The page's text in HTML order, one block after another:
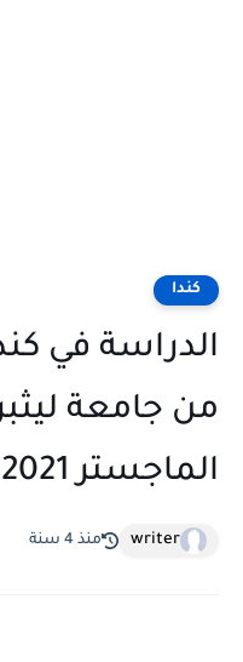
كندا
الدراسة في
من جامعة
الماجستر 2021
writer منذ 4 سنة